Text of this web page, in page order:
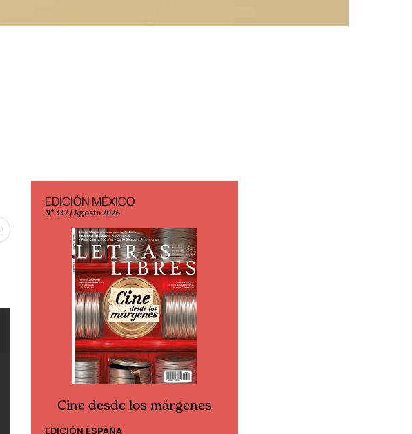
EDICIÓN MÉXICO
N° 332 / Agosto 2026
Cine desde los márgenes
EDICIÓN ESPAÑA